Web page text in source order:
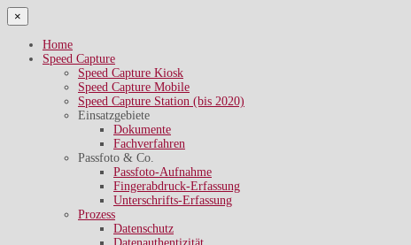
×
Home
Speed Capture
Speed Capture Kiosk
Speed Capture Mobile
Speed Capture Station (bis 2020)
Einsatzgebiete
Dokumente
Fachverfahren
Passfoto & Co.
Passfoto-Aufnahme
Fingerabdruck-Erfassung
Unterschrifts-Erfassung
Prozess
Datenschutz